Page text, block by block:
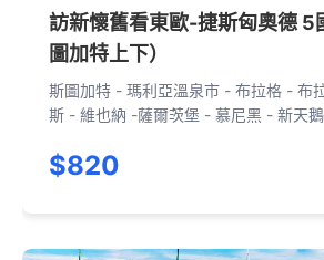
訪新懷舊看東歐-捷斯匈奧德 5
圖加特上下）
斯圖加特 - 瑪利亞溫泉市 - 布拉格 - 布
斯 - 維也納 -薩爾茨堡 - 慕尼黑 - 新天
$820